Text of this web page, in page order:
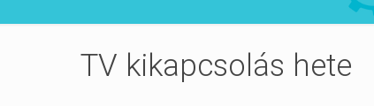
TV kikapcsolás hete